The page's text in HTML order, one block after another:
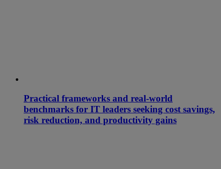
Practical frameworks and real-world
benchmarks for IT leaders seeking cost savings,
risk reduction, and productivity gains